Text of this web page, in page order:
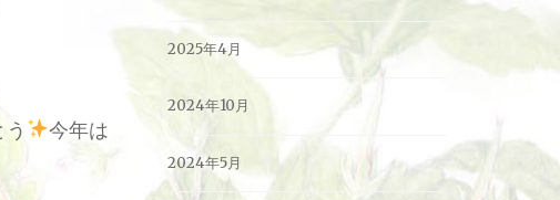
今年は
2025年4月
2024年10月
2024年5月